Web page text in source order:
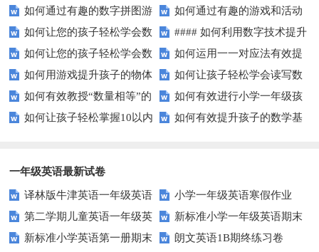
的难题吗？
线游戏？
如何通过有趣的数字拼图游
戏提升孩子的数学能力？
如何通过有趣的游戏和活动
提升孩子的数字顺序技能？
如何让您的孩子轻松学会数
字大小比较？
#### 如何利用数字技术提升
在线学习效果？
如何让您的孩子轻松学会数
字大小比较？
如何运用一一对应法有效提
升学习效率？
如何用游戏提升孩子的物体
数量比较能力？
如何让孩子轻松学会读写数
字？试试这些有趣的方法！
如何有效教授“数量相等”的
概念？——提升孩子的数学思维
如何有效进行小学一年级孩
子的数学练习？
如何让孩子轻松掌握10以内
如何有效提升孩子的数学基
一年级英语最新试卷
译林版牛津英语一年级英语
1AB测试卷
小学一年级英语寒假作业
第二学期儿童英语一年级英
语期末试卷
新标准小学一年级英语期末
质量检测题
新标准小学英语第一册期末
朗文英语1B期终练习卷